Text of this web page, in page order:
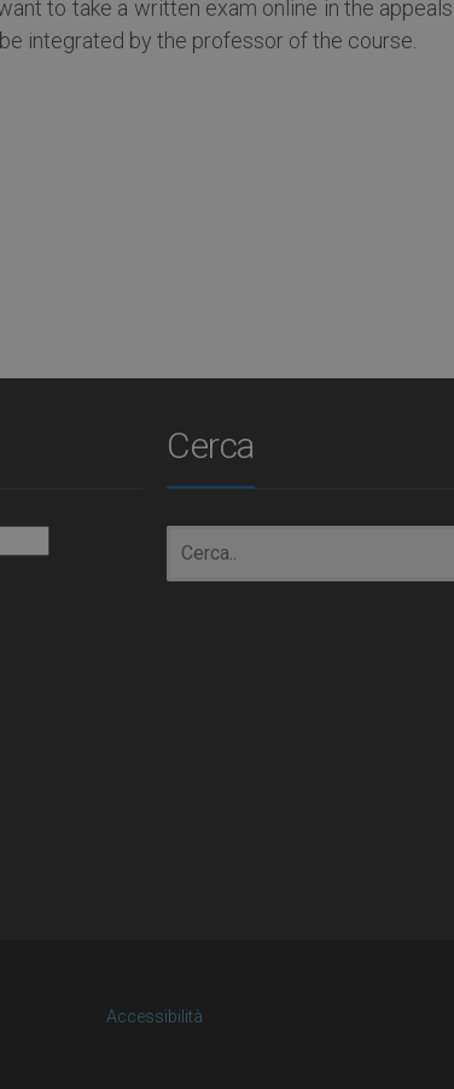
to take a written exam online in the appeals
integrated by the professor of the course.
Cerca
Accessibilità